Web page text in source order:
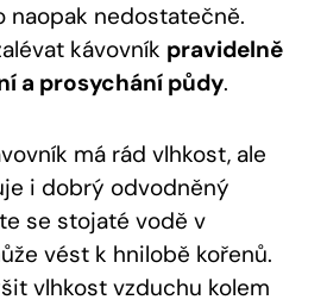
naopak nedostatečně.
kávovník pravidelně
a prosychání půdy.
má rád vlhkost, ale
i dobrý odvodněný
se stojaté vodě v
vést k hnilobě kořenů.
vlhkost vzduchu kolem